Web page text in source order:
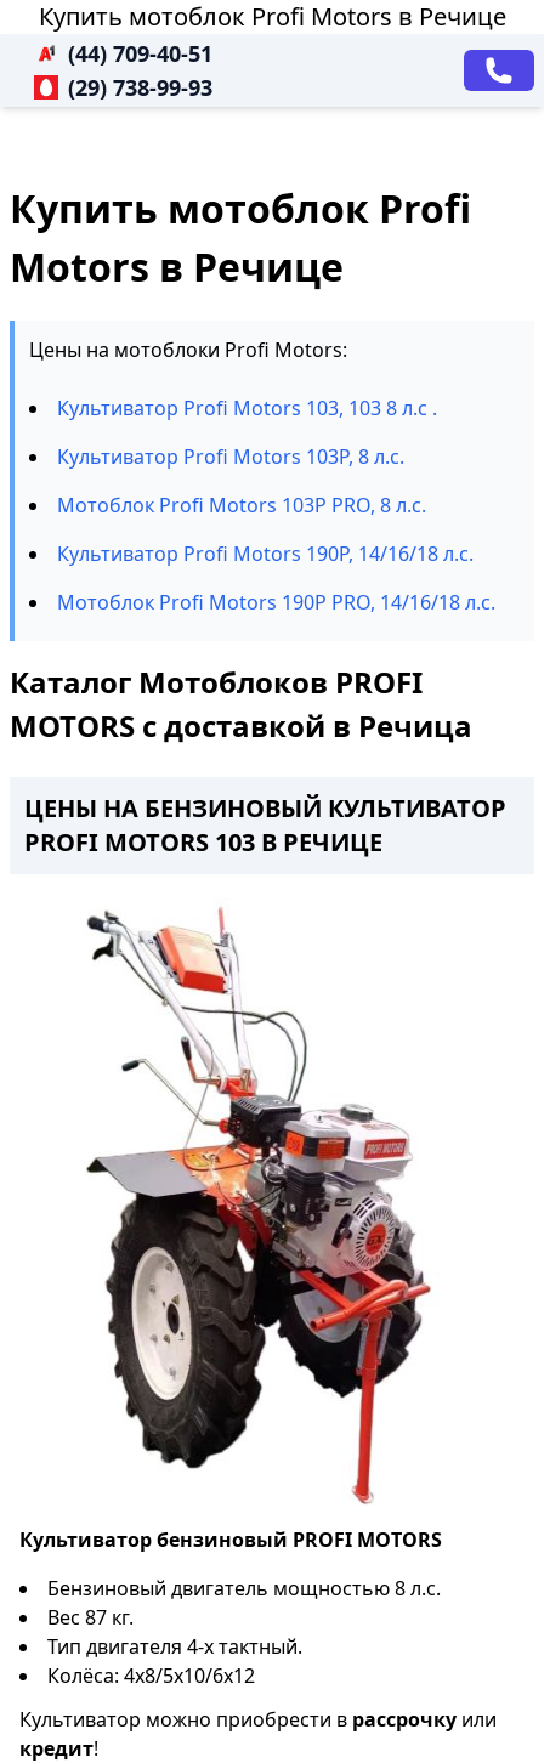
Купить мотоблок Profi Motors в Речице
(44) 709-40-51
(29) 738-99-93
Купить мотоблок Profi
Motors в Речице
Цены на мотоблоки Profi Motors:
Культиватор Profi Motors 103, 103 8 л.с .
Культиватор Profi Motors 103P, 8 л.с.
Мотоблок Profi Motors 103P PRO, 8 л.с.
Культиватор Profi Motors 190P, 14/16/18 л.с.
Мотоблок Profi Motors 190P PRO, 14/16/18 л.с.
Каталог Мотоблоков PROFI
MOTORS с доставкой в Речица
ЦЕНЫ НА БЕНЗИНОВЫЙ КУЛЬТИВАТОР
PROFI MOTORS 103 В РЕЧИЦЕ
Культиватор бензиновый PROFI MOTORS
Бензиновый двигатель мощностью 8 л.с.
Вес 87 кг.
Тип двигателя 4-х тактный.
Колёса: 4x8/5x10/6x12
Культиватор можно приобрести в рассрочку или
кредит!